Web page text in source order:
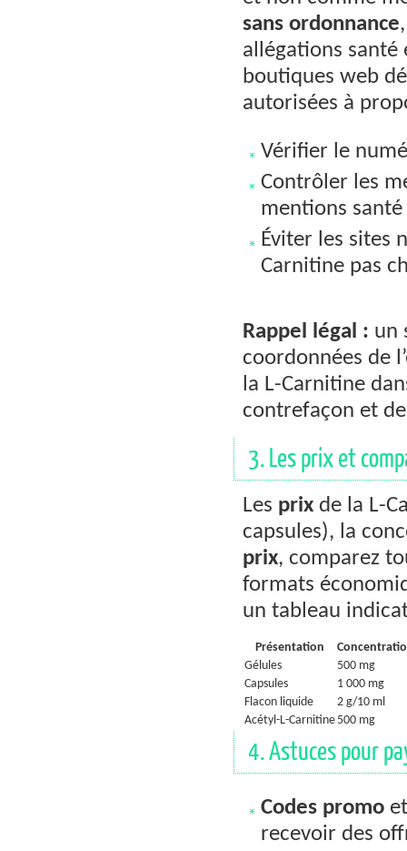
sans ordonnance
allégations santé
boutiques web
autorisées à
Vérifier le
Contrôler les
mentions santé
Éviter les sites
Carnitine pas
Rappel légal : un
coordonnées de
la L-Carnitine
contrefaçon et
3. Les prix et
Les prix de la L-
capsules), la
prix, comparez
formats
un tableau
Présentation
Gélules
500 mg
Capsules
1 000 mg
Flacon liquide
2 g/10 ml
Acétyl-L-Carnitine 500 mg
4. Astuces pour
Codes promo
recevoir des